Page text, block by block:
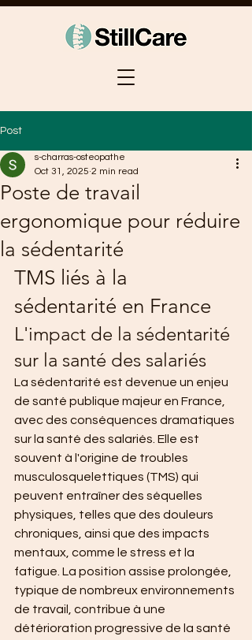
Post
Poste de travail
ergonomique pour réduire
la sédentarité
s-charras-osteopathe
Oct 31, 2025 2 min read
TMS liés à la
sédentarité en France
L'impact de la sédentarité
sur la santé des salariés
La sédentarité est devenue un enjeu
de santé publique majeur en France,
avec des conséquences dramatiques
sur la santé des salariés. Elle est
souvent à l'origine de troubles
musculosquelettiques (TMS) qui
peuvent entraîner des séquelles
physiques, telles que des douleurs
chroniques, ainsi que des impacts
mentaux, comme le stress et la
fatigue. La position assise prolongée,
typique de nombreux environnements
de travail, contribue à une
détérioration progressive de la santé